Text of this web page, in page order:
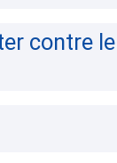
contre